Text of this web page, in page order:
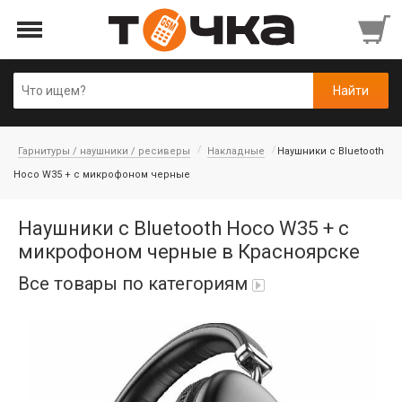
Гарнитуры / наушники / ресиверы Накладные
Наушники с Bluetooth
Hoco W35 + с микрофоном черные
Наушники с Bluetooth Hoco W35 + с
микрофоном черные в Красноярске
Все товары по категориям
Аккумуляторы портативные